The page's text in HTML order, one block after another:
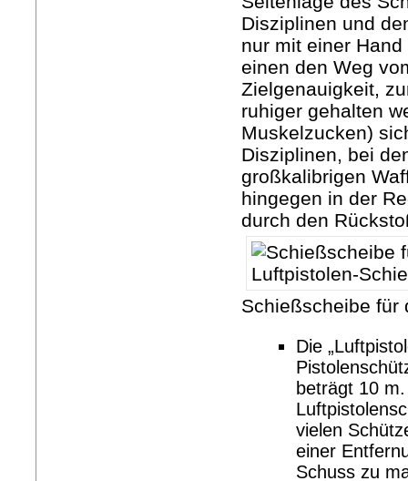
Disziplinen und
nur mit einer
einen den Weg
Zielgenauigkeit,
ruhiger gehalten
Muskelzucken)
Disziplinen, bei
großkalibrigen
hingegen in der
durch den
Schießscheibe für
Die
beträgt 10
vielen
einer
Schuss zu